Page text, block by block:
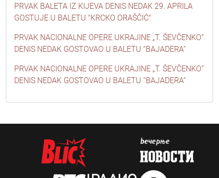
PRVAK BALETA IZ KIJEVA DENIS NEDAK 29. APRILA
GOSTUJE U BALETU "KRCKO ORAŠČIĆ"
PRVAK NACIONALNE OPERE UKRAJINE „T. ŠEVČENKO”
DENIS NEDAK GOSTOVAO U BALETU “BAJADERA”
PRVAK NACIONALNE OPERE UKRAJINE „T. ŠEVČENKO”
DENIS NEDAK GOSTOVAO U BALETU “BAJADERA”